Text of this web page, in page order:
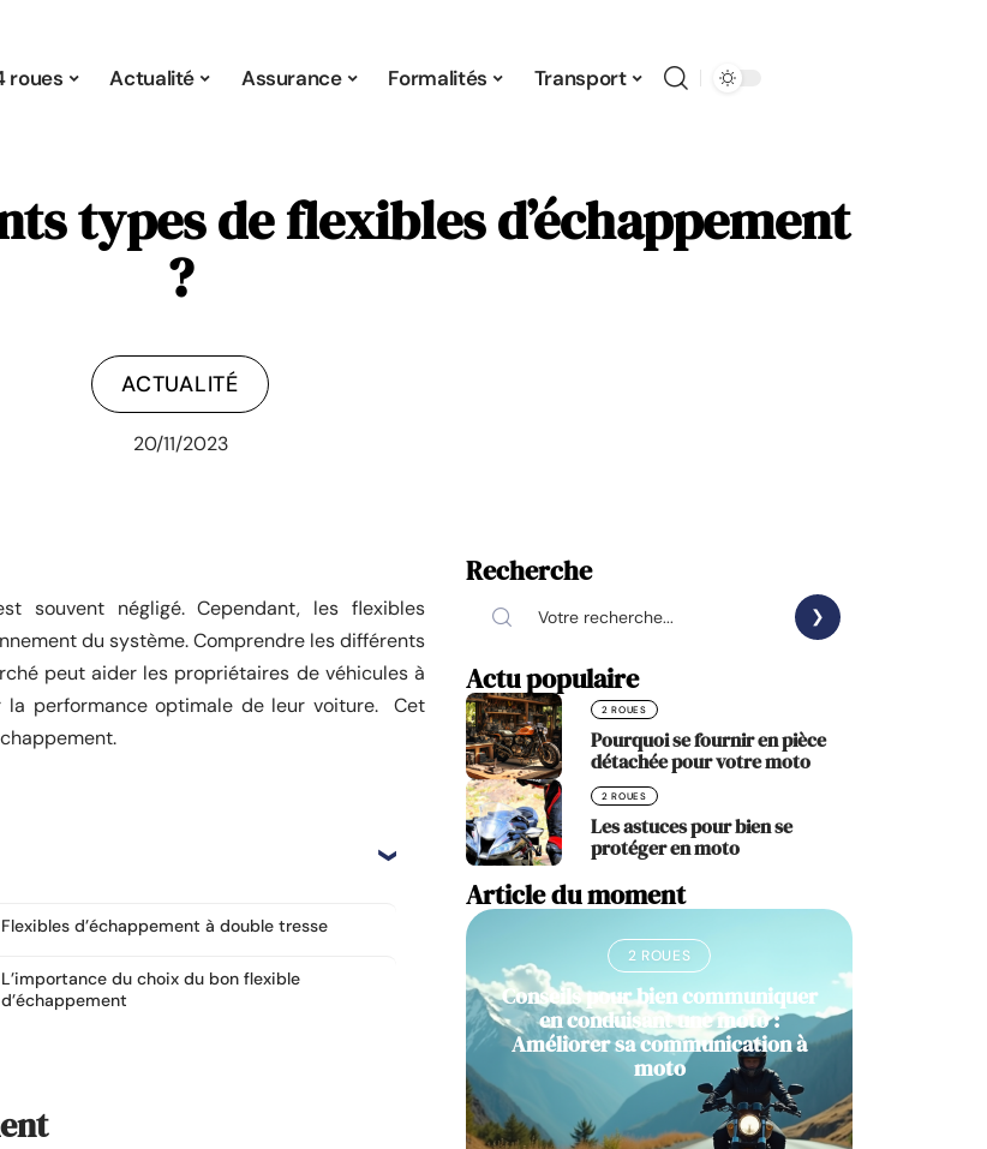
roues Actualité Assurance Formalités Transport
types de flexibles d’échappement
?
ACTUALITÉ
20/11/2023
souvent négligé. Cependant, les flexibles
du système. Comprendre les différents
peut aider les propriétaires de véhicules à
la performance optimale de leur voiture. Cet
Flexibles d’échappement à double tresse
L’importance du choix du bon flexible
d’échappement
Recherche
Actu populaire
2 ROUES
Pourquoi se fournir en pièce
détachée pour votre moto
2 ROUES
Les astuces pour bien se
protéger en moto
Article du moment
2 ROUES
Conseils pour bien communiquer
en conduisant une moto :
Améliorer sa communication à
moto